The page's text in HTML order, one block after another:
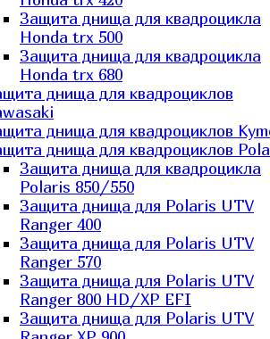
Защита днища для квадроцикла
Honda trx 500
Защита днища для квадроцикла
Honda trx 680
днища для квадроциклов
днища для квадроциклов
днища для квадроциклов
Защита днища для квадроцикла
Polaris 850/550
Защита днища для Polaris UTV
Ranger 400
Защита днища для Polaris UTV
Ranger 570
Защита днища для Polaris UTV
Ranger 800 HD/XP EFI
Защита днища для Polaris UTV